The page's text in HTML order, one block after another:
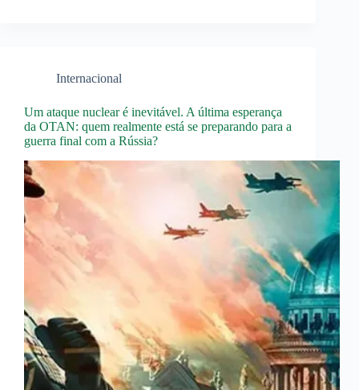
Internacional
Um ataque nuclear é inevitável. A última esperança
da OTAN: quem realmente está se preparando para a
guerra final com a Rússia?